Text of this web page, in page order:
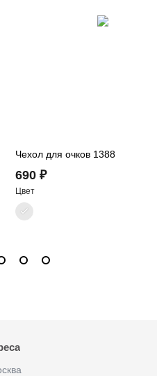
Чехол для очков 1388
690 ₽
Цвет